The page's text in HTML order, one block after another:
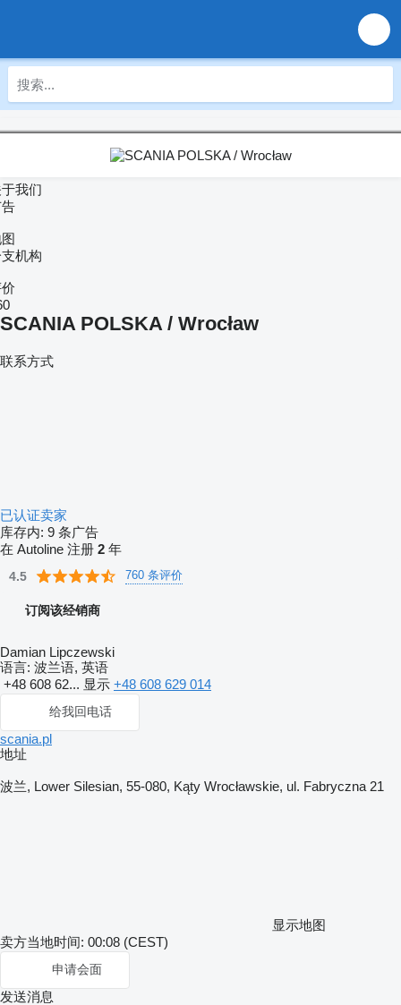
我们
机构
SCANIA POLSKA / Wrocław
联系方式
已认证卖家
库存内: 9 条广告
在 Autoline 注册 2 年
4.5 760 条评价
订阅该经销商
Damian Lipczewski
语言: 波兰语, 英语
+48 608 62... 显示 +48 608 629 014
给我回电话
scania.pl
地址
波兰, Lower Silesian, 55-080, Kąty Wrocławskie, ul. Fabryczna 21
显示地图
卖方当地时间: 00:08 (CEST)
申请会面
发送消息